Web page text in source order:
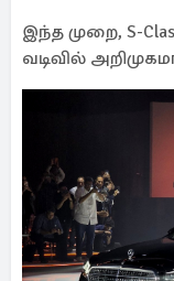
இந்த முறை, S-Class
வடிவில்